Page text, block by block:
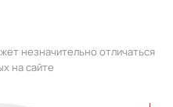
незначительно отличаться
на сайте